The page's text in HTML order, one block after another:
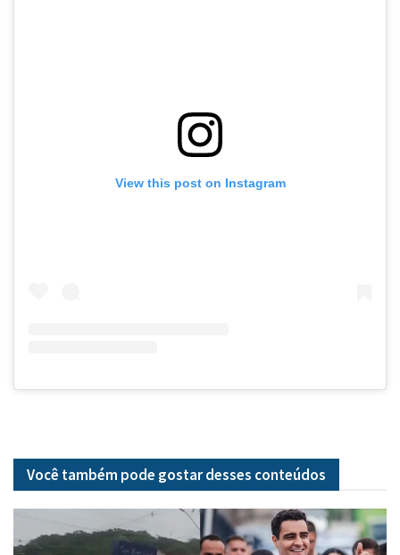
View this post on Instagram
Você também pode gostar desses conteúdos